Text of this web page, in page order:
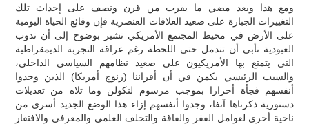
ومع هذا وبعد مضي ما يقرب من قرن ونصف على إحداث تلك
التغييرات الجبارة على صعيد العلاقات العنصرية فإن وقائع الحياة اليومية
على الأرض في محيط المجتمع الأمريكي تشير بوضوح إلى أن ندوب
العبودية تأبى أن تندمل حتى اللحظة رغم عراقة التجربة الديمقراطية
التي يتمتع بها الأمريكيون على صعيد نظامهم السياسي الداخلي،
والسبب الرئيسي يكمن في أن أقراننا (زنوج أمريكا) الذين وجدوا
أنفسهم فجأة أحرارا بموجب مرسوم لنكولن وما تلاه من تعديلات
دستورية ذكرناها آنفا، وجدوا أنفسهم إزاء هذا الوضع الجديد أسرى من
ناحية أخرى لعوامل الفقر والفاقة والتخلف العلمي والمعرفي والافتقار